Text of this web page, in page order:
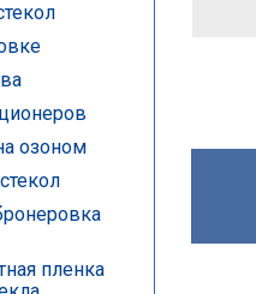
озоном
пленка